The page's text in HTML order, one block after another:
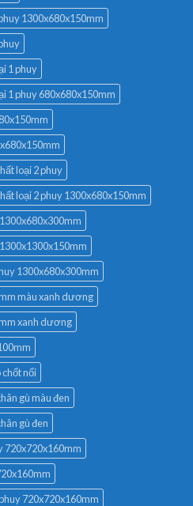
1300x680x150mm
1 phuy
1 phuy 680x680x150mm
loại 2 phuy
loại 2 phuy 1300x680x150mm
1300x680x300mm
màu xanh dương
xanh dương
nối
gù màu đen
gù đen
720x720x160mm
720x720x160mm